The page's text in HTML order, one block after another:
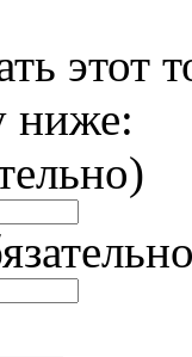
этот
ниже: